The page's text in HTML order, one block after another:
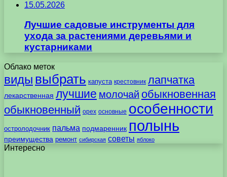
15.05.2026
Лучшие садовые инструменты для
ухода за растениями деревьями и
кустарниками
Облако меток
виды выбрать капуста крестовник лапчатка
лекарственная лучшие молочай обыкновенная
обыкновенный орех основные особенности
остролодочник пальма подмаренник полынь
преимущества ремонт сибирская советы яблоко
Интересно